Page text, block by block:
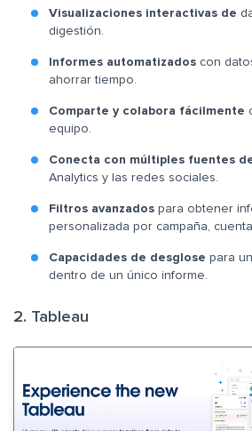
Visualizaciones interactivas de
digestión.
Informes automatizados con
ahorrar tiempo.
Comparte y colabora fácilmente
equipo.
Conecta con múltiples fuentes
Analytics y las redes sociales.
Filtros avanzados para obtener
personalizada por campaña,
Capacidades de desglose para
dentro de un único informe.
2. Tableau